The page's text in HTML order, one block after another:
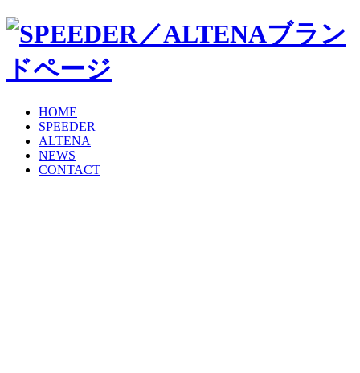
HOME
SPEEDER
ALTENA
NEWS
CONTACT